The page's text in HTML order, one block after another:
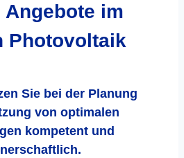
Angebote im
Photovoltaik
Sie bei der Planung
von optimalen
kompetent und